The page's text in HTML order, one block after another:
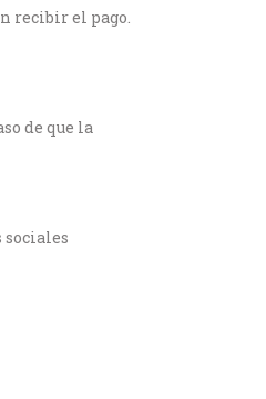
recibir el pago.
de que la
sociales